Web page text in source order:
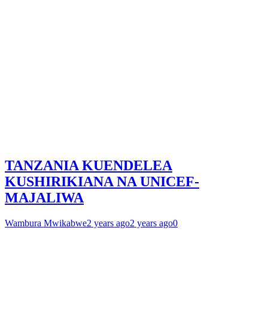
TANZANIA KUENDELEA
KUSHIRIKIANA NA UNICEF-
MAJALIWA
Wambura Mwikabwe2 years ago2 years ago0